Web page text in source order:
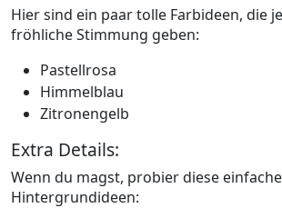
Hier sind ein paar tolle Farbideen, die
fröhliche Stimmung geben:
Pastellrosa
Himmelblau
Zitronengelb
Extra Details:
Wenn du magst, probier diese
Hintergrundideen: